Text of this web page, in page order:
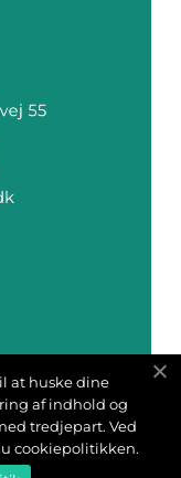
at huske dine
af indhold og
tredjepart. Ved
cookiepolitikken.